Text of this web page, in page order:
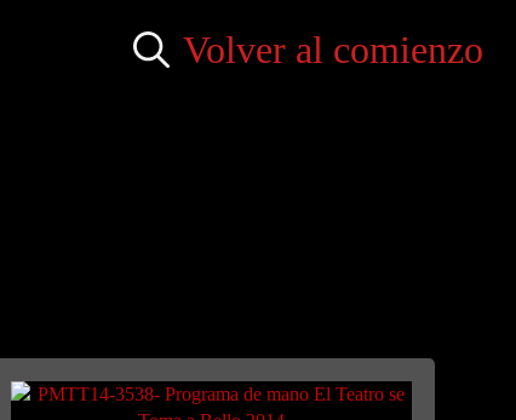
Volver al comienzo